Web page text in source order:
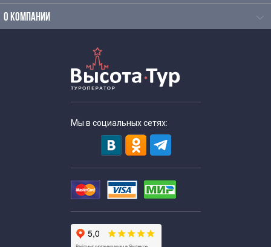
О КОМПАНИИ
Мы в социальных сетях: